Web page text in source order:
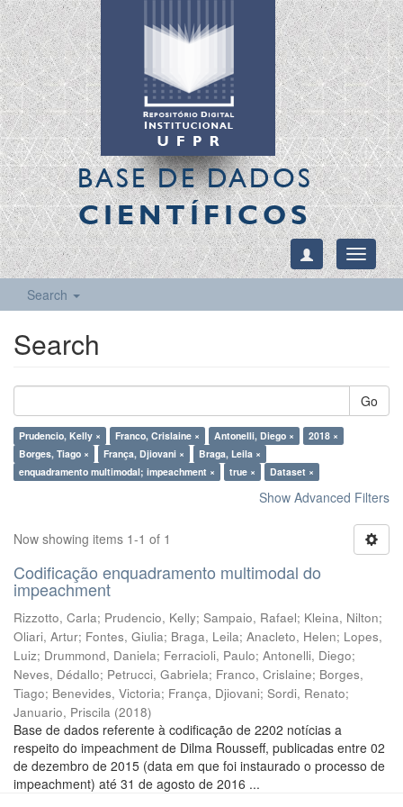
BASE DE DADOS
CIENTÍFICOS
Toggle
Search
Search
Go
Prudencio, Kelly × Franco, Crislaine × Antonelli, Diego ×
2018 ×
Borges, Tiago ×
França, Djiovani ×
Braga, Leila ×
enquadramento multimodal; impeachment ×
true × Dataset ×
Show Advanced Filters
Now showing items 1-1 of 1
Codificação enquadramento multimodal do
impeachment
Rizzotto, Carla; Prudencio, Kelly; Sampaio, Rafael; Kleina, Nilton;
Oliari, Artur; Fontes, Giulia; Braga, Leila; Anacleto, Helen; Lopes,
Luiz; Drummond, Daniela; Ferracioli, Paulo; Antonelli, Diego;
Neves, Dédallo; Petrucci, Gabriela; Franco, Crislaine; Borges,
Tiago; Benevides, Victoria; França, Djiovani; Sordi, Renato;
Januario, Priscila (2018)
Base de dados referente à codificação de 2202 notícias a
respeito do impeachment de Dilma Rousseff, publicadas entre 02
de dezembro de 2015 (data em que foi instaurado o processo de
impeachment) até 31 de agosto de 2016 ...